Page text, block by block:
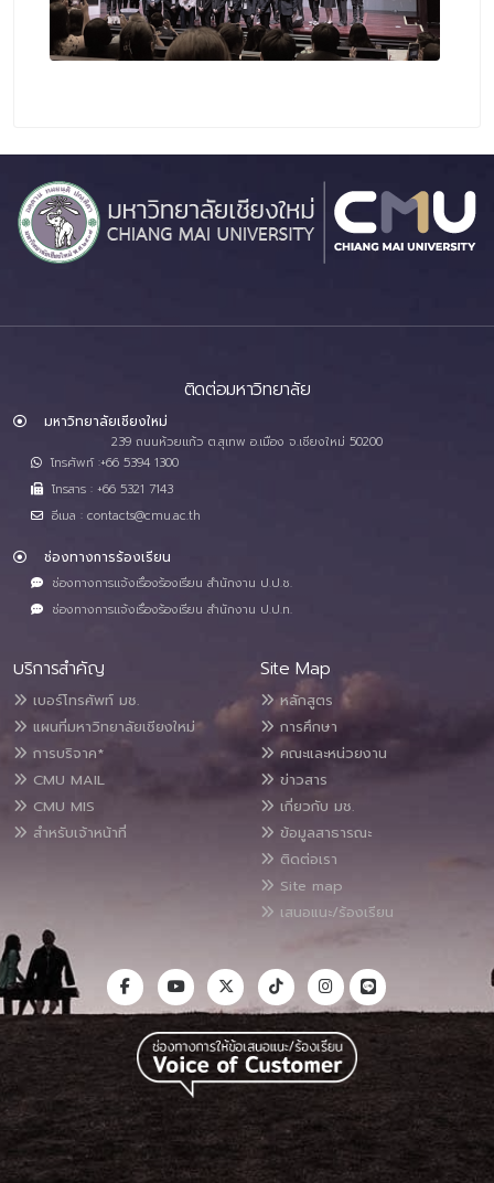
ติดต่อมหาวิทยาลัย
มหาวิทยาลัยเชียงใหม่
239 ถนนห้วยแก้ว ต.สุเทพ อ.เมือง จ.เชียงใหม่ 50200
โทรศัพท์ :+66 5394 1300
โทรสาร : +66 5321 7143
อีเมล : contacts@cmu.ac.th
ช่องทางการร้องเรียน
ช่องทางการแจ้งเรื่องร้องเรียน สำนักงาน ป.ป.ช.
ช่องทางการแจ้งเรื่องร้องเรียน สำนักงาน ป.ป.ท.
บริการสำคัญ
เบอร์โทรศัพท์ มช.
แผนที่มหาวิทยาลัยเชียงใหม่
การบริจาค*
CMU MAIL
CMU MIS
สำหรับเจ้าหน้าที่
Site Map
หลักสูตร
การศึกษา
คณะและหน่วยงาน
ข่าวสาร
เกี่ยวกับ มช.
ข้อมูลสาธารณะ
ติดต่อเรา
Site map
เสนอแนะ/ร้องเรียน